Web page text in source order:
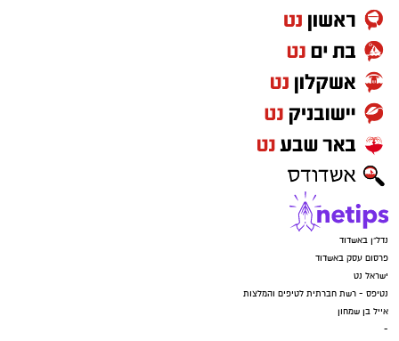
נדל"ן באשדוד
פרסום עסק באשדוד
ישראל נט
נטיפס - רשת חברתית לטיפים והמלצות
אייל בן שמחון
-